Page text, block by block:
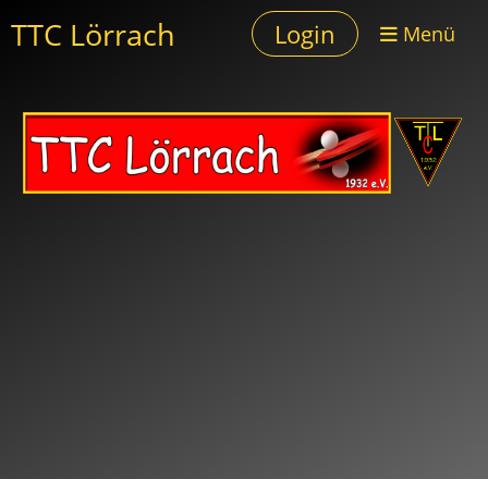
TTC Lörrach Login Menü